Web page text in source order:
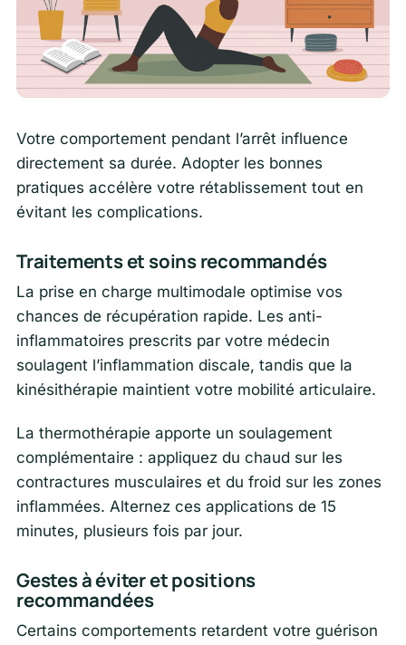
Votre comportement pendant l’arrêt influence
directement sa durée. Adopter les bonnes
pratiques accélère votre rétablissement tout en
évitant les complications.
Traitements et soins recommandés
La prise en charge multimodale optimise vos
chances de récupération rapide. Les anti-
inflammatoires prescrits par votre médecin
soulagent l’inflammation discale, tandis que la
kinésithérapie maintient votre mobilité articulaire.
La thermothérapie apporte un soulagement
complémentaire : appliquez du chaud sur les
contractures musculaires et du froid sur les zones
inflammées. Alternez ces applications de 15
minutes, plusieurs fois par jour.
Gestes à éviter et positions
recommandées
Certains comportements retardent votre guérison